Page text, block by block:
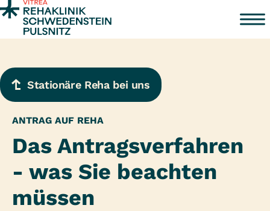
Zum Inhalt springen
Stationäre Reha bei uns
ANTRAG AUF REHA
Das Antragsverfahren
- was Sie beachten
müssen